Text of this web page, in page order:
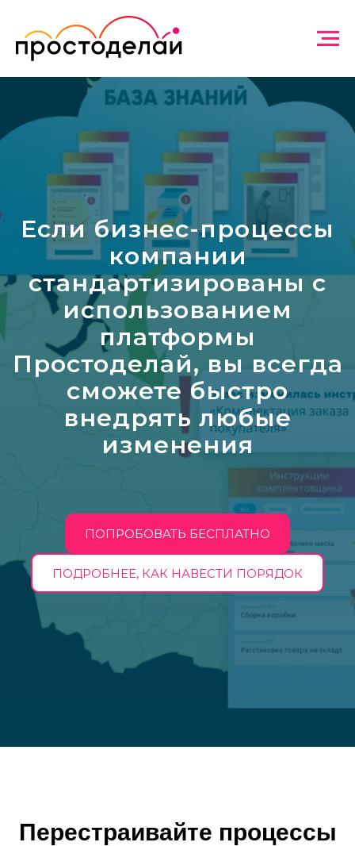
Если бизнес-процессы
компании
стандартизированы с
использованием
платформы
Простоделай, вы всегда
сможете быстро
внедрять любые
изменения
ПОПРОБОВАТЬ БЕСПЛАТНО
ПОДРОБНЕЕ, КАК НАВЕСТИ ПОРЯДОК
Перестраивайте процессы